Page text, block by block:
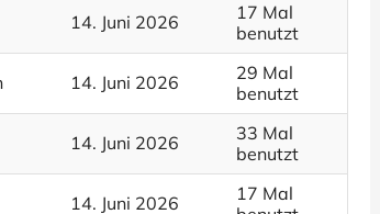
14. Juni 2026
17 Mal
benutzt
14. Juni 2026
29 Mal
benutzt
14. Juni 2026
33 Mal
benutzt
14. Juni 2026
17 Mal